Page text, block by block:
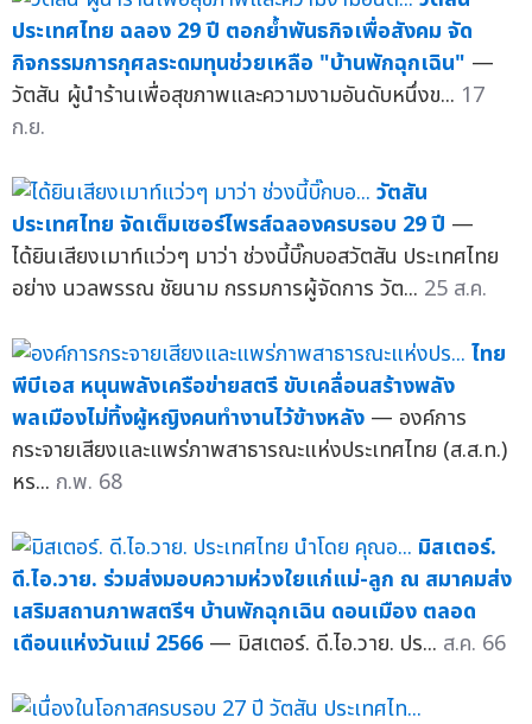
ประเทศไทย ฉลอง 29 ปี ตอกย้ำพันธกิจเพื่อสังคม จัด
กิจกรรมการกุศลระดมทุนช่วยเหลือ "บ้านพักฉุกเฉิน" —
วัตสัน ผู้นำร้านเพื่อสุขภาพและความงามอันดับหนึ่งข... 17
ก.ย.
วัตสัน
ประเทศไทย จัดเต็มเซอร์ไพรส์ฉลองครบรอบ 29 ปี —
ได้ยินเสียงเมาท์แว่วๆ มาว่า ช่วงนี้บิ๊กบอสวัตสัน ประเทศไทย
อย่าง นวลพรรณ ชัยนาม กรรมการผู้จัดการ วัต... 25 ส.ค.
ไทย
พีบีเอส หนุนพลังเครือข่ายสตรี ขับเคลื่อนสร้างพลัง
พลเมืองไม่ทิ้งผู้หญิงคนทำงานไว้ข้างหลัง — องค์การ
กระจายเสียงและแพร่ภาพสาธารณะแห่งประเทศไทย (ส.ส.ท.)
หร... ก.พ. 68
มิสเตอร์.
ดี.ไอ.วาย. ร่วมส่งมอบความห่วงใยแก่แม่-ลูก ณ สมาคมส่ง
เสริมสถานภาพสตรีฯ บ้านพักฉุกเฉิน ดอนเมือง ตลอด
เดือนแห่งวันแม่ 2566 — มิสเตอร์. ดี.ไอ.วาย. ปร... ส.ค. 66